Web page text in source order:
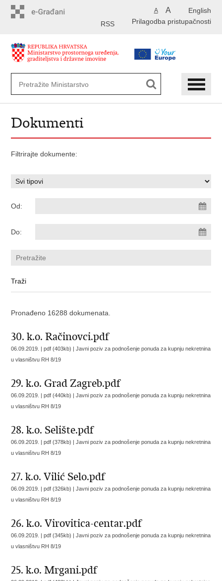
English
A A
Prilagodba pristupačnosti
RSS
Dokumenti
Filtrirajte dokumente:
Od:
Do:
Pronađeno 16288 dokumenata.
30. k.o. Račinovci.pdf
06.09.2019. | pdf (403kb) |Javni poziv za podnošenje ponuda za kupnju nekretnina
u vlasništvu RH 8/19
29. k.o. Grad Zagreb.pdf
06.09.2019. | pdf (440kb) |Javni poziv za podnošenje ponuda za kupnju nekretnina
u vlasništvu RH 8/19
28. k.o. Selište.pdf
06.09.2019. | pdf (378kb) |Javni poziv za podnošenje ponuda za kupnju nekretnina
u vlasništvu RH 8/19
27. k.o. Vilić Selo.pdf
06.09.2019. | pdf (326kb) |Javni poziv za podnošenje ponuda za kupnju nekretnina
u vlasništvu RH 8/19
26. k.o. Virovitica-centar.pdf
06.09.2019. | pdf (345kb) |Javni poziv za podnošenje ponuda za kupnju nekretnina
u vlasništvu RH 8/19
25. k.o. Mrgani.pdf